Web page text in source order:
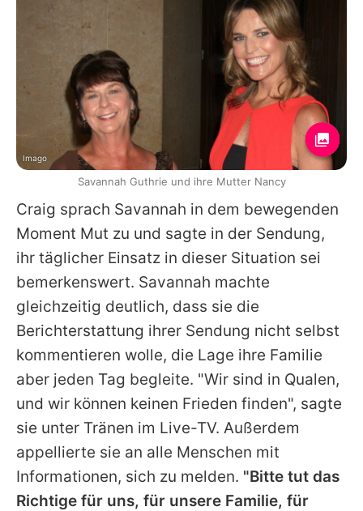
Craig sprach Savannah in dem bewegenden
Moment Mut zu und sagte in der Sendung,
ihr täglicher Einsatz in dieser Situation sei
bemerkenswert. Savannah machte
gleichzeitig deutlich, dass sie die
Berichterstattung ihrer Sendung nicht selbst
kommentieren wolle, die Lage ihre Familie
aber jeden Tag begleite. "Wir sind in Qualen,
und wir können keinen Frieden finden", sagte
sie unter Tränen im Live-TV. Außerdem
appellierte sie an alle Menschen mit
Informationen, sich zu melden. "Bitte tut das
Richtige für uns, für unsere Familie, für
Imago
Savannah Guthrie und ihre Mutter Nancy